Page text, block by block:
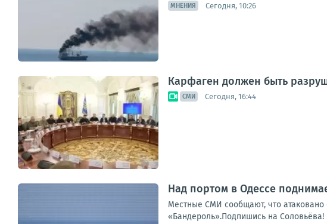
МНЕНИЯ Сегодня, 10:26
Карфаген должен быть
СМИ Сегодня, 16:44
Над портом в Одессе
Местные СМИ сообщают, что
«Бандероль».Подпишись на Соловьёва!